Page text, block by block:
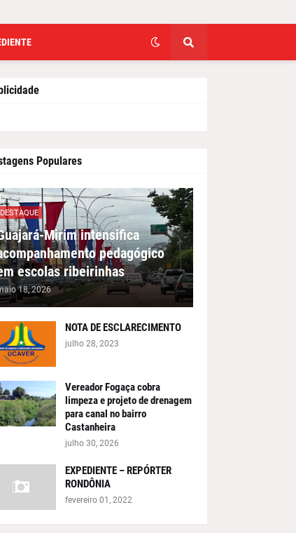
Populares
DESTAQUE
Mirim intensifica
pedagógico
escolas ribeirinhas
18, 2026
NOTA DE ESCLARECIMENTO
julho 28, 2023
Vereador Fogaça cobra
limpeza e projeto de drenagem
para canal no bairro
Castanheira
julho 30, 2026
EXPEDIENTE – REPÓRTER
RONDÔNIA
fevereiro 01, 2022